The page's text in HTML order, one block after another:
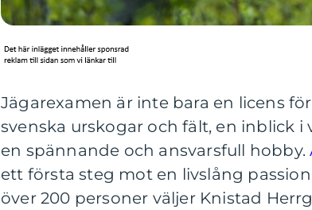
Jägarexamen är inte bara en licens
svenska urskogar och fält, en inblick
en spännande och ansvarsfull hobby.
ett första steg mot en livslång
över 200 personer väljer Knistad